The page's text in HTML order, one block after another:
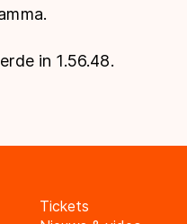
in 1.56.48.
Tickets